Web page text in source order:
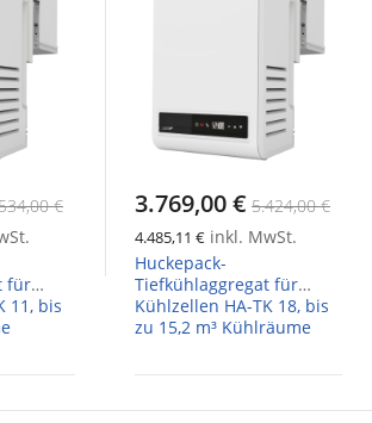
€
für
11, bis
3.769,00 € 5.424,00 €
4.485,11 € inkl. MwSt.
Huckepack-
Tiefkühlaggregat für
Kühlzellen HA-TK 18, bis
zu 15,2 m³ Kühlräume